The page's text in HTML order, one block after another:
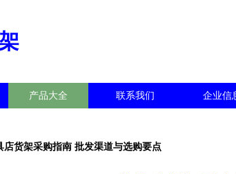
产品大全 联系我们 企业信
店货架采购指南 批发渠道与选购要点